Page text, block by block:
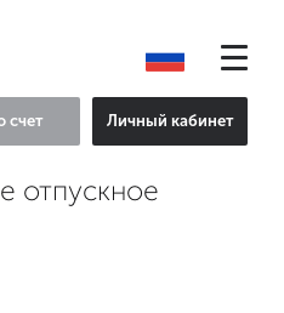
счет Личный кабинет
отпускное